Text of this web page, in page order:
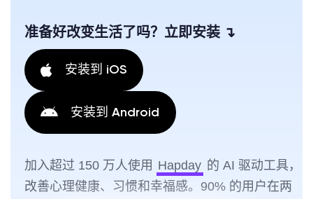
准备好改变生活了吗？立即安装 ↴
安装到 iOS
安装到 Android
加入超过 150 万人使用 Hapday 的 AI 驱动工具，
改善心理健康、习惯和幸福感。90% 的用户在两